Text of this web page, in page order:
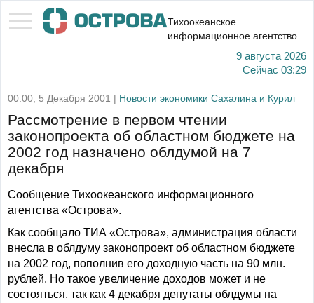
Тихоокеанское
информационное агентство
9 августа 2026
Сейчас 03:29
00:00, 5 Декабря 2001 | Новости экономики Сахалина и Курил
Рассмотрение в первом чтении
законопроекта об областном бюджете на
2002 год назначено облдумой на 7
декабря
Сообщение Тихоокеанского информационного
агентства «Острова».
Как сообщало ТИА «Острова», администрация области
внесла в облдуму законопроект об областном бюджете
на 2002 год, пополнив его доходную часть на 90 млн.
рублей. Но такое увеличение доходов может и не
состояться, так как 4 декабря депутаты облдумы на